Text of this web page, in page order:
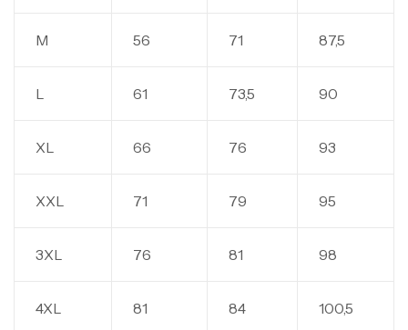
M 56 71 87,5
L 61 73,5 90
XL 66 76 93
XXL 71 79 95
3XL 76 81 98
4XL 81 84 100,5